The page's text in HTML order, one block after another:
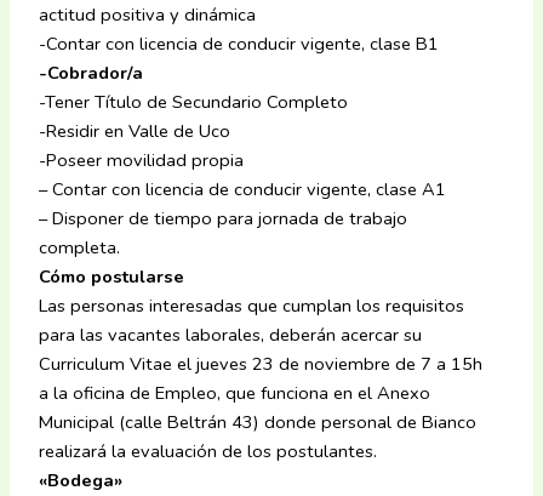
actitud positiva y dinámica
-Contar con licencia de conducir vigente, clase B1
-Cobrador/a
-Tener Título de Secundario Completo
-Residir en Valle de Uco
-Poseer movilidad propia
– Contar con licencia de conducir vigente, clase A1
– Disponer de tiempo para jornada de trabajo
completa.
Cómo postularse
Las personas interesadas que cumplan los requisitos
para las vacantes laborales, deberán acercar su
Curriculum Vitae el jueves 23 de noviembre de 7 a 15h
a la oficina de Empleo, que funciona en el Anexo
Municipal (calle Beltrán 43) donde personal de Bianco
realizará la evaluación de los postulantes.
«Bodega»